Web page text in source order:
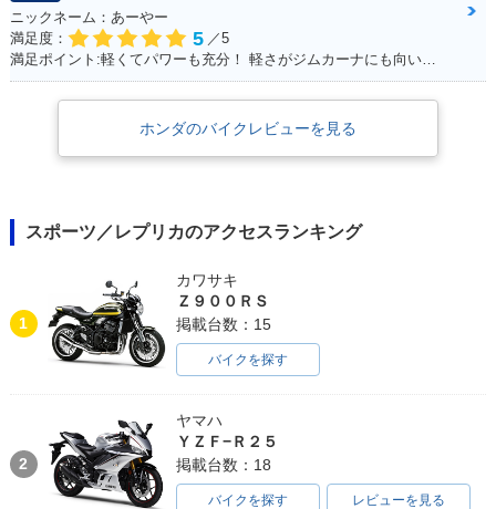
ニックネーム：あーやー
満足度：
5 ／5
満足ポイント:軽くてパワーも充分！ 軽さがジムカーナにも向いていて走りやすい！ ちなみにヘルメットも気に入っています！
ホンダのバイクレビューを見る
スポーツ／レプリカのアクセスランキング
1
カワサキ
Ｚ９００ＲＳ
掲載台数：15
バイクを探す
2
ヤマハ
ＹＺＦ−Ｒ２５
掲載台数：18
バイクを探す レビューを見る